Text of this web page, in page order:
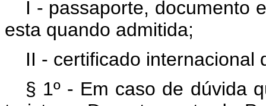
I - passaporte, documento
esta quando admitida;
II - certificado internacional
§ 1º - Em caso de dúvida